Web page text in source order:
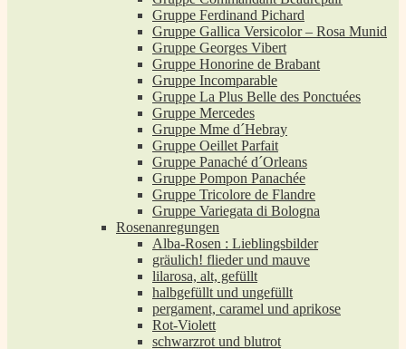
Gruppe Ferdinand Pichard
Gruppe Gallica Versicolor – Rosa Munid
Gruppe Georges Vibert
Gruppe Honorine de Brabant
Gruppe Incomparable
Gruppe La Plus Belle des Ponctuées
Gruppe Mercedes
Gruppe Mme d´Hebray
Gruppe Oeillet Parfait
Gruppe Panaché d´Orleans
Gruppe Pompon Panachée
Gruppe Tricolore de Flandre
Gruppe Variegata di Bologna
Rosenanregungen
Alba-Rosen : Lieblingsbilder
gräulich! flieder und mauve
lilarosa, alt, gefüllt
halbgefüllt und ungefüllt
pergament, caramel und aprikose
Rot-Violett
schwarzrot und blutrot